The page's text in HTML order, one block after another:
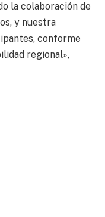
la colaboración de
y nuestra
conforme
regional»,